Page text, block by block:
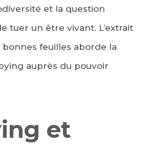
et la question
tuer un être vivant. L’extrait
feuilles aborde la
auprès du pouvoir
et